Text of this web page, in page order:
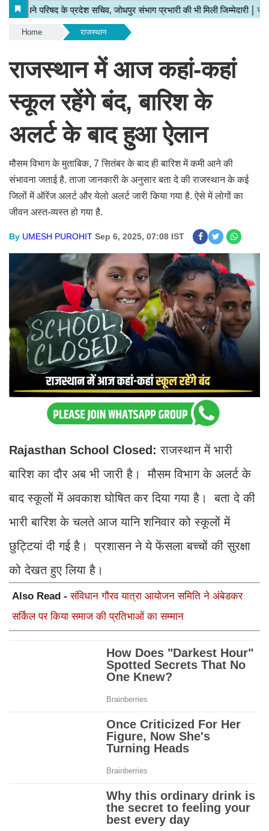
Home राजस्थान
राजस्थान में आज कहां-कहां
स्कूल रहेंगे बंद, बारिश के
अलर्ट के बाद हुआ ऐलान
मौसम विभाग के मुताबिक, 7 सितंबर के बाद ही बारिश में कमी आने की
संभावना जताई है. ताजा जानकारी के अनुसार बता दे की राजस्थान के कई
जिलों में ऑरेंज अलर्ट और येलो अलर्ट जारी किया गया है. ऐसे में लोगों का
जीवन अस्त-व्यस्त हो गया है.
By UMESH PUROHIT Sep 6, 2025, 07:08 IST
Rajasthan School Closed:राजस्थान में भारी
बारिश का दौर अब भी जारी है। मौसम विभाग के अलर्ट के
बाद स्कूलों में अवकाश घोषित कर दिया गया है। बता दे की
भारी बारिश के चलते आज यानि शनिवार को स्कूलों में
छुट्टियां दी गई है। प्रशासन ने ये फेंसला बच्चों की सुरक्षा
को देखत हुए लिया है।
Also Read -संविधान गौरव यात्रा आयोजन समिति ने अंबेडकर
सर्किल पर किया समाज की प्रतिभाओं का सम्मान